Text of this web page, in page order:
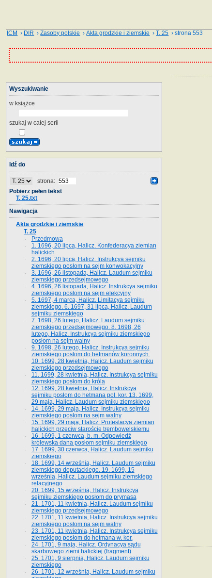
ICM › DIR ›Zasoby polskie ›Akta grodzkie i ziemskie ›T. 25 › strona 553
Wyszukiwanie
w książce
szukaj w całej serii
Idź do
strona:
Pobierz pełen tekst
T. 25.txt
Nawigacja
Akta grodzkie i ziemskie
T. 25
Przedmowa
1. 1696, 20 lipca, Halicz. Konfederacya ziemian
halickich
2. 1696, 20 lipca, Halicz. Instrukcya sejmiku
ziemskiego posłom na sejm konwokacyjny
3. 1696, 26 listopada, Halicz. Laudum sejmiku
ziemskiego przedsejmowego
4. 1696, 26 listopada, Halicz. Instrukcya sejmiku
ziemskiego posłom na sejm elekcyjny
5. 1697, 4 marca, Halicz. Limitacya sejmiku
ziemskiego. 6. 1697, 31 lipca, Halicz. Laudum
sejmiku ziemskiego
7. 1698, 26 lutego, Halicz. Laudum sejmiku
ziemskiego przedsejmowego. 8. 1698, 26
lutego, Halicz. Instrukcya sejmiku ziemskiego
posłom na sejm walny
9. 1698, 26 lutego, Halicz. Instrukcya sejmiku
ziemskiego posłom do hetmanów koronnych.
10. 1699, 28 kwietnia, Halicz. Laudum sejmiku
ziemskiego przedsejmowego
11. 1699, 28 kwietnia, Halicz. Instrukcya sejmiku
ziemskiego posłom do króla
12. 1699, 28 kwietnia, Halicz. Instrukcya
sejmiku posłom do hetmana pol. kor. 13. 1699,
29 maja, Halicz. Laudum sejmiku ziemskiego
14. 1699, 29 maja, Halicz. Instrukcya sejmiku
ziemskiego posłom na sejm walny
15. 1699, 29 maja, Halicz. Protestacya ziemian
halickich przeciw staroście trembowelskiemu
16. 1699, 1 czerwca, b. m. Odpowiedź
królewska dana posłom sejmiku ziemskiego
17. 1699, 30 czerwca, Halicz. Laudum sejmiku
ziemskiego
18. 1699, 14 września, Halicz. Laudum sejmiku
ziemskiego deputackiego. 19. 1699, 15
września, Halicz. Laudum sejmiku ziemskiego
relacyjnego
20. 1699, 15 września, Halicz. Instrukcya
sejmiku ziemskiego posłom do prymasa
21. 1701, 11 kwietnia, Halicz. Laudum sejmiku
ziemskiego przedsejmowego
22. 1701, 11 kwietnia, Halicz. Instrukcya sejmiku
ziemskiego posłom na sejm walny
23. 1701, 11 kwietnia, Halicz. Instrukcya sejmiku
ziemskiego posłom do hetmana w. kor.
24. 1701, 9 maja, Halicz. Ordynacya sądu
skarbowego ziemi halickiej (fragment)
25. 1701, 9 sierpnia, Halicz. Laudum sejmiku
ziemskiego
26. 1701, 12 września, Halicz. Laudum sejmiku